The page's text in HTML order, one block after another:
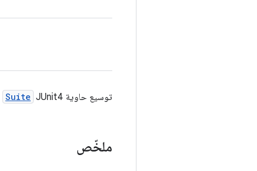
توسيع حاوية JUnit4 Suite
ملخّص